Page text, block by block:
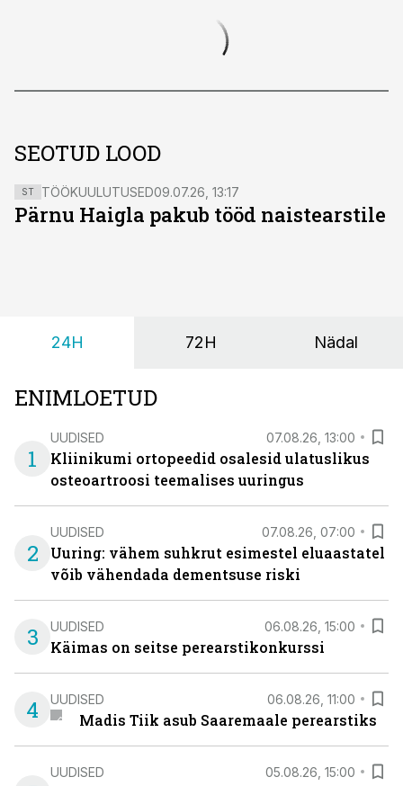
SEOTUD LOOD
ST TÖÖKUULUTUSED09.07.26, 13:17
Pärnu Haigla pakub tööd naistearstile
24H 72H Nädal
ENIMLOETUD
1
UUDISED 07.08.26, 13:00
Kliinikumi ortopeedid osalesid ulatuslikus
osteoartroosi teemalises uuringus
2
UUDISED 07.08.26, 07:00
Uuring: vähem suhkrut esimestel eluaastatel
võib vähendada dementsuse riski
3 UUDISED 06.08.26, 15:00
Käimas on seitse perearstikonkurssi
4 UUDISED 06.08.26, 11:00
Madis Tiik asub Saaremaale perearstiks
UUDISED 05.08.26, 15:00